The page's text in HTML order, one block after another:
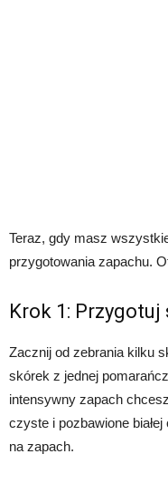
Teraz, gdy masz
przygotowania zapachu.
Krok 1:
Zacznij od zebrania kilku
skórek z jednej
intensywny zapach
czyste i pozbawione
na zapach.